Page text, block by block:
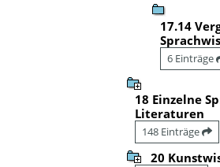
17.14
6 Einträge
18 Einzelne
Literaturen
148 Einträge
20